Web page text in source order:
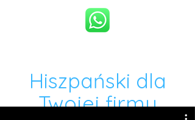
Hiszpański dla
Twojej firmy